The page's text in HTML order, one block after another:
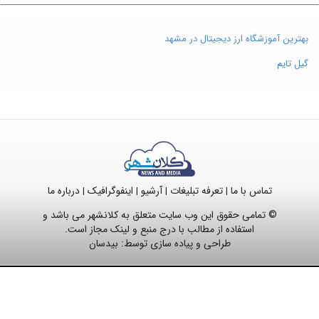
بهترین آموزشگاه ارز دیجیتال در مشهد
گیل تایم
تماس با ما |تعرفه تبلیغات |آرشیو | اینفوگرافیک |درباره ما
© تمامی حقوق این وب سایت متعلق به کلانشهر می باشد و
استفاده از مطالب با درج منبع و لینک مجاز است.
طراحی و پیاده سازی توسط: بیدسان